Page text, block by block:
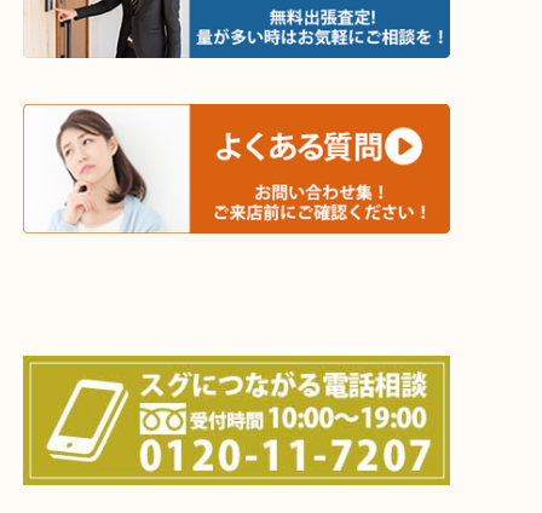
木津川市・精華町・京田辺市・井手町
和束町・笠置町・高の原・西大寺・南山城村
城陽市・奈良市・生駒市・大和郡山市